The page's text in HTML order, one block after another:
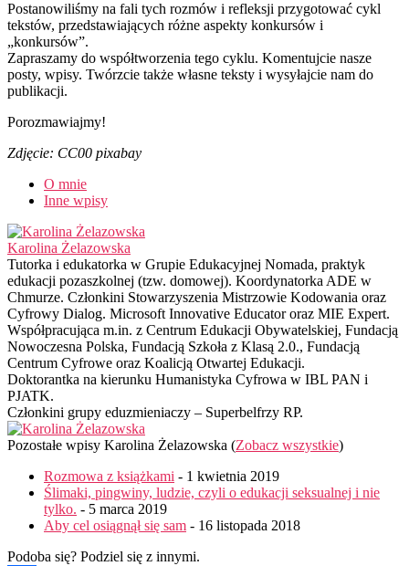
Postanowiliśmy na fali tych rozmów i refleksji przygotować cykl
tekstów, przedstawiających różne aspekty konkursów i
„konkursów”.
Zapraszamy do współtworzenia tego cyklu. Komentujcie nasze
posty, wpisy. Twórzcie także własne teksty i wysyłajcie nam do
publikacji.
Porozmawiajmy!
Zdjęcie: CC00 pixabay
O mnie
Inne wpisy
Karolina Żelazowska
Tutorka i edukatorka w Grupie Edukacyjnej Nomada, praktyk
edukacji pozaszkolnej (tzw. domowej). Koordynatorka ADE w
Chmurze. Członkini Stowarzyszenia Mistrzowie Kodowania oraz
Cyfrowy Dialog. Microsoft Innovative Educator oraz MIE Expert.
Współpracująca m.in. z Centrum Edukacji Obywatelskiej, Fundacją
Nowoczesna Polska, Fundacją Szkoła z Klasą 2.0., Fundacją
Centrum Cyfrowe oraz Koalicją Otwartej Edukacji.
Doktorantka na kierunku Humanistyka Cyfrowa w IBL PAN i
PJATK.
Członkini grupy eduzmieniaczy – Superbelfrzy RP.
Pozostałe wpisy Karolina Żelazowska (Zobacz wszystkie)
Rozmowa z książkami - 1 kwietnia 2019
Ślimaki, pingwiny, ludzie, czyli o edukacji seksualnej i nie
tylko. - 5 marca 2019
Aby cel osiągnął się sam - 16 listopada 2018
Podoba się? Podziel się z innymi.